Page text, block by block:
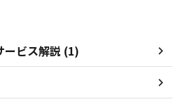
ビス解説 (1)